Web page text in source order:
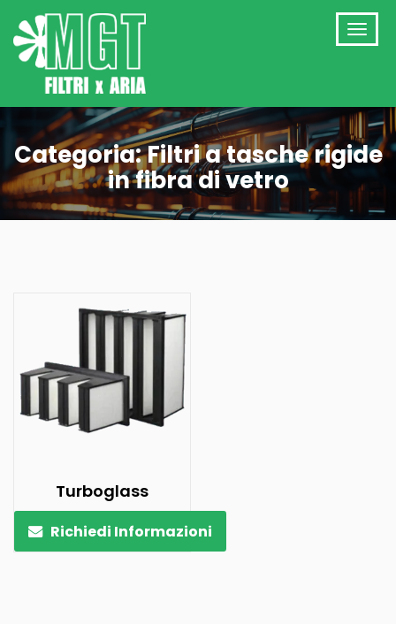
Categoria:Filtri a tasche rigide
in fibra di vetro
Turboglass
Richiedi Informazioni